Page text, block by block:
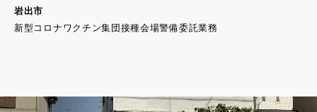
岩出市
新型コロナワクチン集団接種会場警備委託業務